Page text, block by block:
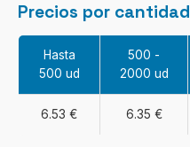
Precios por cantidad
Hasta
500 ud
500 -
2000 ud
6.53 € 6.35 €